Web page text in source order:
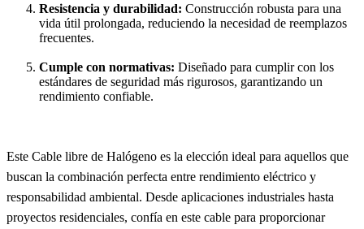
Resistencia y durabilidad: Construcción robusta para una
vida útil prolongada, reduciendo la necesidad de reemplazos
frecuentes.
Cumple con normativas: Diseñado para cumplir con los
estándares de seguridad más rigurosos, garantizando un
rendimiento confiable.
Este Cable libre de Halógeno es la elección ideal para aquellos que
buscan la combinación perfecta entre rendimiento eléctrico y
responsabilidad ambiental. Desde aplicaciones industriales hasta
proyectos residenciales, confía en este cable para proporcionar